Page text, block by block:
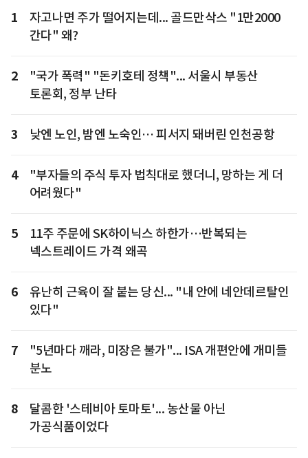
1
자고나면 주가 떨어지는데... 골드만삭스 "1만2000
간다" 왜?
2
"국가 폭력" "돈키호테 정책"... 서울시 부동산
토론회, 정부 난타
3 낮엔 노인, 밤엔 노숙인… 피서지 돼버린 인천공항
4
"부자들의 주식 투자 법칙대로 했더니, 망하는 게 더
어려웠다"
5
11주 주문에 SK하이닉스 하한가…반복되는
넥스트레이드 가격 왜곡
6
유난히 근육이 잘 붙는 당신... "내 안에 네안데르탈인
있다"
7
"5년마다 깨라, 미장은 불가"... ISA 개편안에 개미들
분노
8
달콤한 '스테비아 토마토'... 농산물 아닌
가공식품이었다